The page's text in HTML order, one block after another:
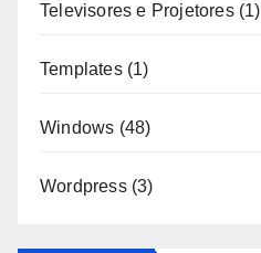
Televisores e Projetores(1)
Templates(1)
Windows (48)
Wordpress(3)